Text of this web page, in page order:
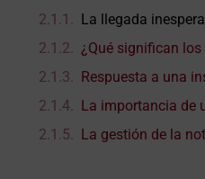
La llegada
¿Qué significan los
Respuesta a una
La importancia de
La gestión de la